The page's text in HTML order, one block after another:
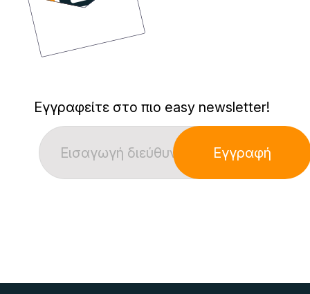
Εγγραφείτε στο πιο easy newsletter!
Εγγραφή